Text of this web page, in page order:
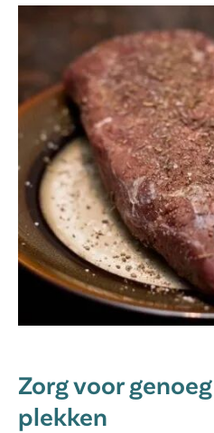
Zorg voor
plekken